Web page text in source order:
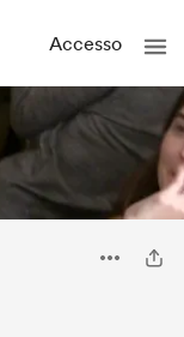
Accesso